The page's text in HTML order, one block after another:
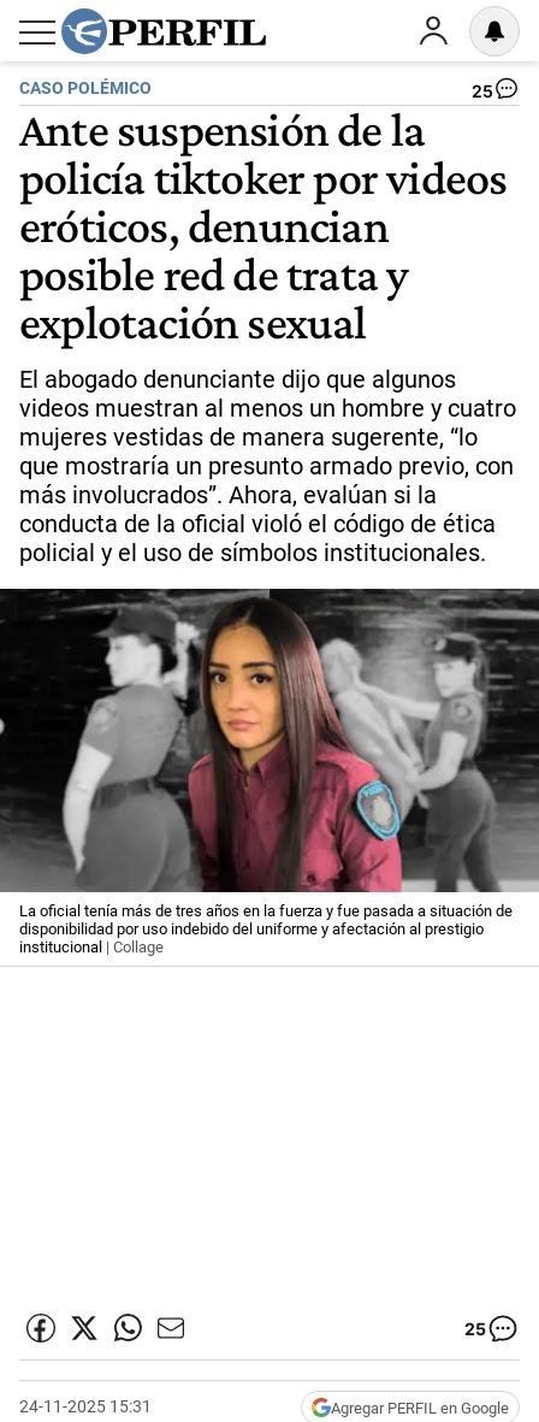
CASO POLÉMICO 25
Ante suspensión de la
policía tiktoker por videos
eróticos, denuncian
posible red de trata y
explotación sexual
El abogado denunciante dijo que algunos
videos muestran al menos un hombre y cuatro
mujeres vestidas de manera sugerente, “lo
que mostraría un presunto armado previo, con
más involucrados”. Ahora, evalúan si la
conducta de la oficial violó el código de ética
policial y el uso de símbolos institucionales.
La oficial tenía más de tres años en la fuerza y fue pasada a situación de
disponibilidad por uso indebido del uniforme y afectación al prestigio
institucional | Collage
25
24-11-2025 15:31 Agregar PERFIL en Google